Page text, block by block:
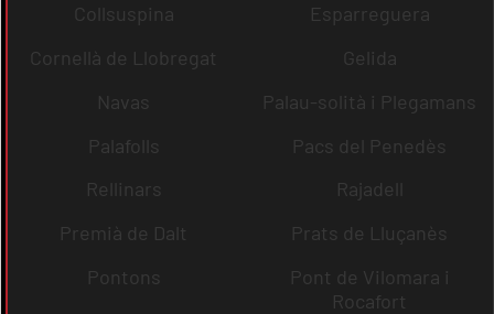
Collsuspina
Esparreguera
Cornellà de Llobregat
Gelida
Navas
Palau-solità i Plegamans
Palafolls
Pacs del Penedès
Rellinars
Rajadell
Premià de Dalt
Prats de Lluçanès
Pontons
Pont de Vilomara i
Rocafort